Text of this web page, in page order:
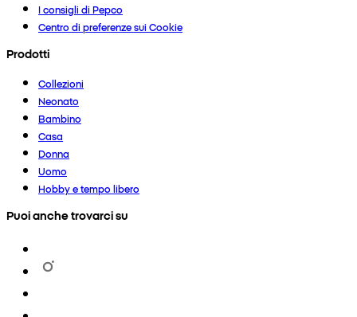
I consigli di Pepco
Centro di preferenze sui Cookie
Prodotti
Collezioni
Neonato
Bambino
Casa
Donna
Uomo
Hobby e tempo libero
Puoi anche trovarci su